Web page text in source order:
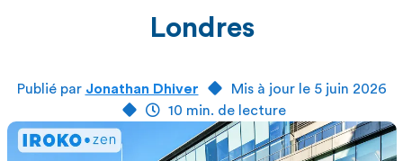
Londres
Publié par Jonathan Dhiver
Mis à jour le 5 juin 2026
10 min. de lecture